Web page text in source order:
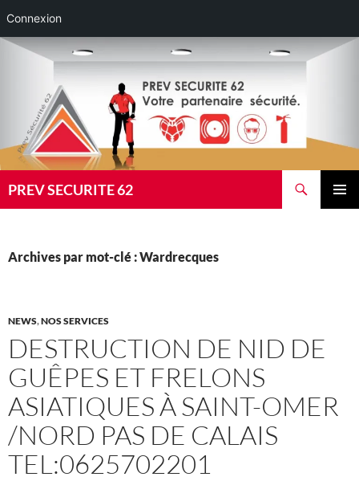
Connexion
Aller
PREV SECURITE 62
Archives par mot-clé : Wardrecques
NEWS,NOS SERVICES
DESTRUCTION DE NID DE
GUÊPES ET FRELONS
ASIATIQUES À SAINT-OMER
/NORD PAS DE CALAIS
TEL:0625702201